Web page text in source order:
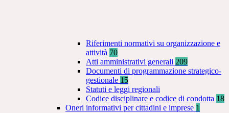
Riferimenti normativi su organizzazione e
attività 70
Atti amministrativi generali 209
Documenti di programmazione strategico-
gestionale 15
Statuti e leggi regionali
Codice disciplinare e codice di condotta 18
Oneri informativi per cittadini e imprese 1